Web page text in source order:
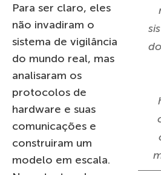
Para ser claro, eles
não invadiram o
sistema de vigilância
do mundo real, mas
analisaram os
protocolos de
hardware e suas
comunicações e
construiram um
modelo em escala.